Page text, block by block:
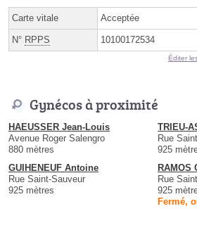
Carte vitale Acceptée
N° RPPS 10100172534
Éditer
Gynécos à proximité
HAEUSSER Jean-Louis
Avenue Roger Salengro
880 mètres
TRIEU-
Rue
925
GUIHENEUF Antoine
Rue Saint-Sauveur
925 mètres
RAMOS
Rue
925
Fermé,